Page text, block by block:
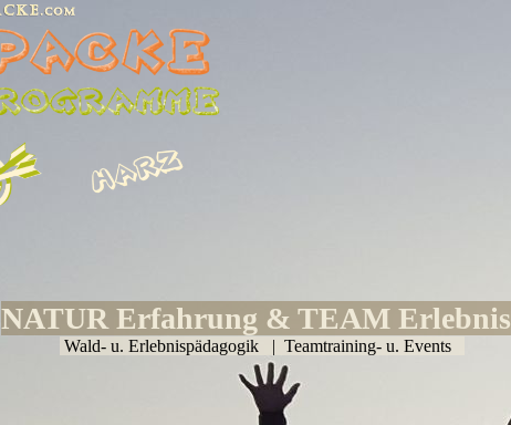
NATUR Erfahrung & TEAM Erlebnis
Wald- u. Erlebnispädagogik | Teamtraining- u. Events